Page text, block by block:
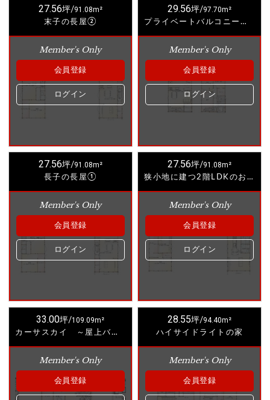
27.56坪/91.08m²
末子の長屋②
Member's Only
会員登録
ログイン
29.56坪/97.70m²
プライベートバルコニーのあるお家
Member's Only
会員登録
ログイン
27.56坪/91.08m²
長子の長屋①
Member's Only
会員登録
ログイン
27.56坪/91.08m²
狭小地に建つ2階LDKのお家
Member's Only
会員登録
ログイン
33.00坪/109.09m²
カーサスカイ ～屋上バルコニーのあるお家～
Member's Only
会員登録
28.55坪/94.40m²
ハイサイドライトの家
Member's Only
会員登録